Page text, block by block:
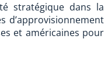
stratégique dans la
d’approvisionnement
et américaines pour